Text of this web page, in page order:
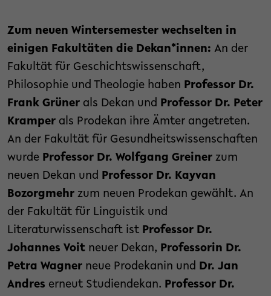
Zum neuen Wintersemester wechselten in
einigen Fakultäten die Dekan*innen: An der
Fakultät für Geschichtswissenschaft,
Philosophie und Theologie haben Professor Dr.
Frank Grüner als Dekan und Professor Dr. Peter
Kramper als Prodekan ihre Ämter angetreten.
An der Fakultät für Gesundheitswissenschaften
wurde Professor Dr. Wolfgang Greiner zum
neuen Dekan und Professor Dr. Kayvan
Bozorgmehr zum neuen Prodekan gewählt. An
der Fakultät für Linguistik und
Literaturwissenschaft ist Professor Dr.
Johannes Voit neuer Dekan, Professorin Dr.
Petra Wagner neue Prodekanin und Dr. Jan
Andres erneut Studiendekan. Professor Dr.